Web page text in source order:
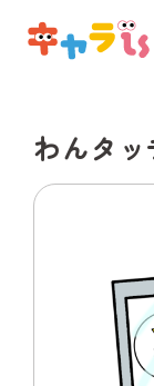
わんタ